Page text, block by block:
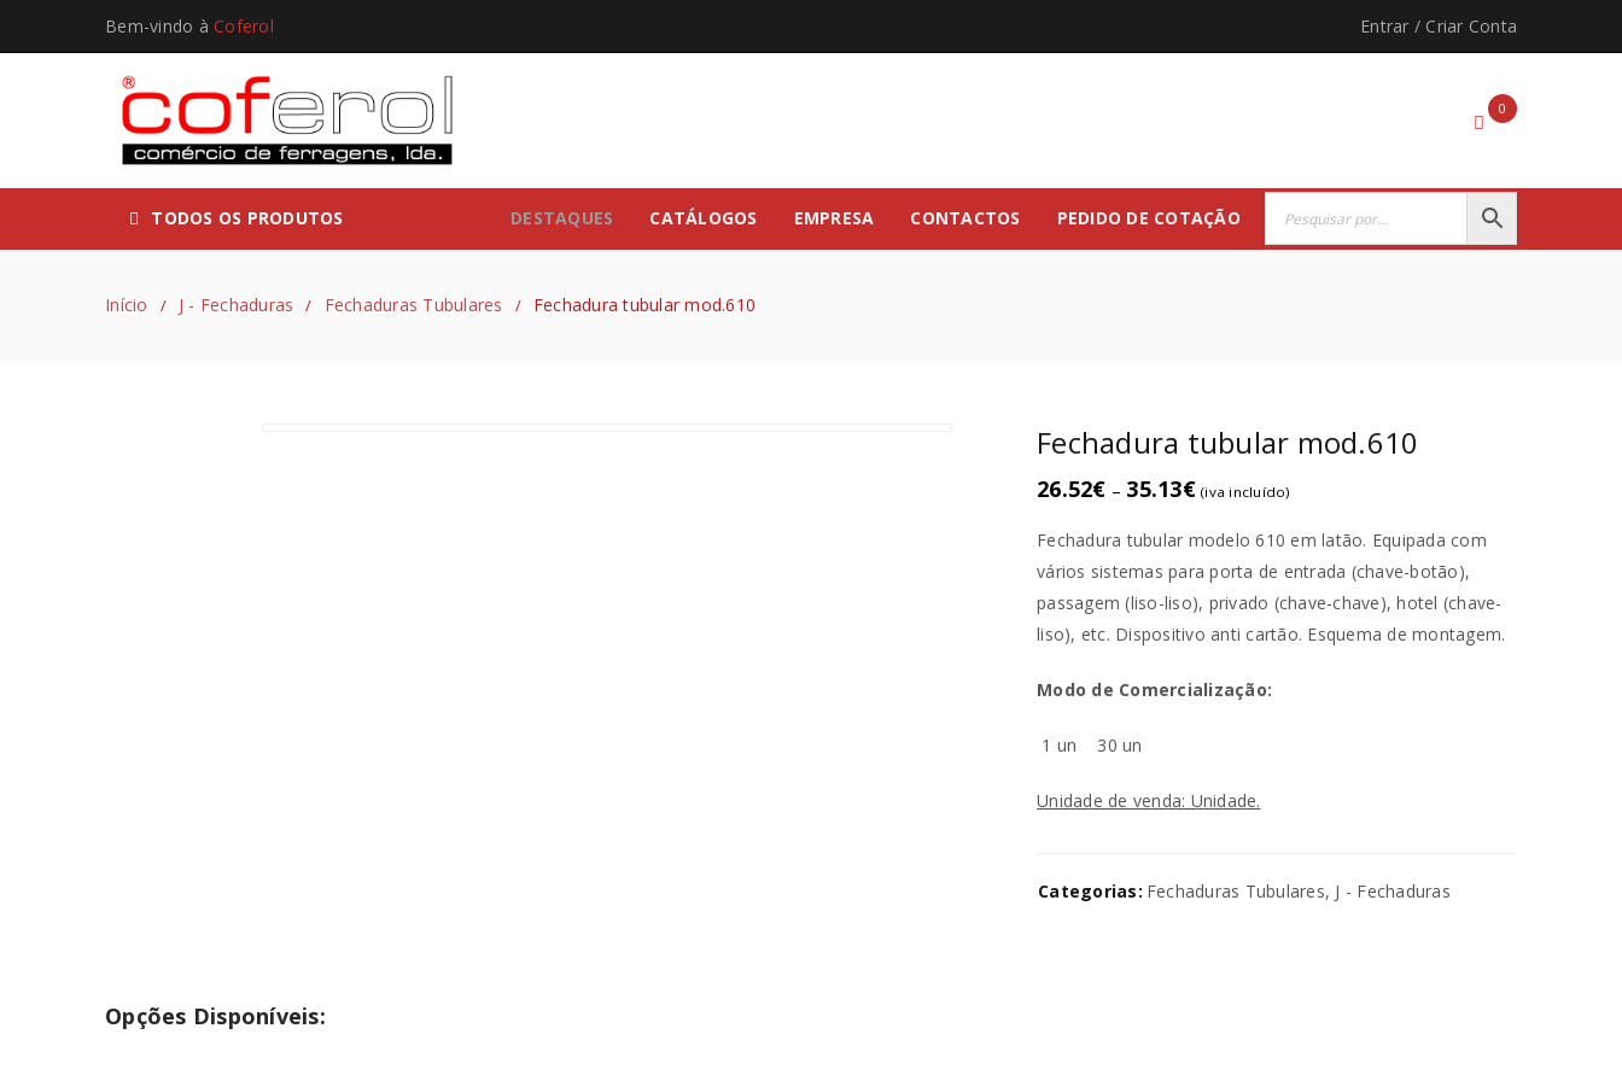
REGISTAR NOVA CONTA
experiência por toda a loja, para gerir o acesso à sua conta e
Bem-vindo à Coferol Entrar / Criar Conta
0
TODOS OS PRODUTOS DESTAQUES CATÁLOGOS EMPRESA CONTACTOS PEDIDO DE COTAÇÃO
Início / J - Fechaduras / Fechaduras Tubulares / Fechadura tubular mod.610
Fechadura tubular mod.610
26.52€ – 35.13€ (iva incluído)
Fechadura tubular modelo 610 em latão. Equipada com
vários sistemas para porta de entrada (chave-botão),
passagem (liso-liso), privado (chave-chave), hotel (chave-
liso), etc. Dispositivo anti cartão. Esquema de montagem.
Modo de Comercialização:
1 un 30 un
Unidade de venda: Unidade.
Categorias: Fechaduras Tubulares, J - Fechaduras
Opções Disponíveis: